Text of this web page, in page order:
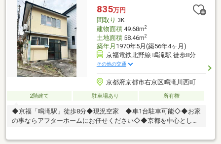
分京都信用金庫御室支店まで560m 徒歩7分
835万円
間取り 3K
建物面積49.68m2
土地面積58.46m2
築年月 1970年5月(築56年4ヶ月)
京福電鉄北野線 鳴滝駅 徒歩8分
その他の交通
京都府京都市右京区鳴滝川西町
2階建て 駐車場あり 所有権
◆京福「鳴滝駅」徒歩8分◆現況空家 ◆車1台駐車可能◇◆お家
の事ならアフターホームにお任せください◇◆京都を中心とした
リフォーム・建築・住み替えの相談など、お気軽にご相談下さ